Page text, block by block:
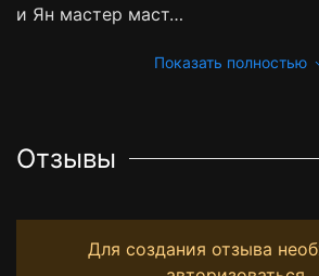
и Ян мастер маст…
Показать полностью
Отзывы
Для создания отзыва